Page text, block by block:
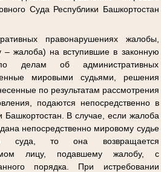
Суда Республики Башкортостан
правонарушениях жалобы,
– жалоба) на вступившие в законную
делам об административных
мировыми судьями, решения
по результатам рассмотрения
подаются непосредственно в
Башкортостан. В случае, если жалоба
непосредственно мировому судье
суда, то она возвращается
лицу, подавшему жалобу, с
порядка. При истребовании